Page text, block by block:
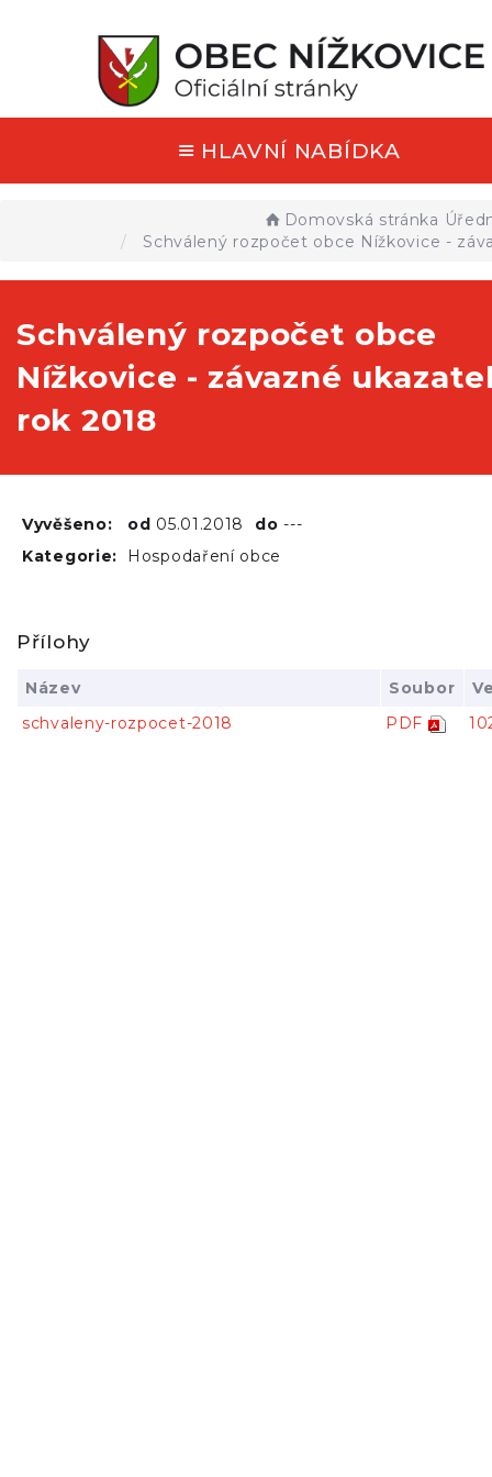
HLAVNÍ NABÍDKA
Domovská stránka
Schválený rozpočet obce Nížkovice -
Schválený rozpočet obce
Nížkovice - závazné
rok 2018
Vyvěšeno: od 05.01.2018 do---
Kategorie:
Hospodaření obce
Přílohy
Název Soubor
schvaleny-rozpocet-2018
PDF